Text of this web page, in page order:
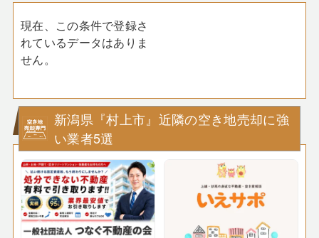
現在、この条件で登録さ
れているデータはありま
せん。
新潟県『村上市』近隣の空き地売却に強
い業者5選